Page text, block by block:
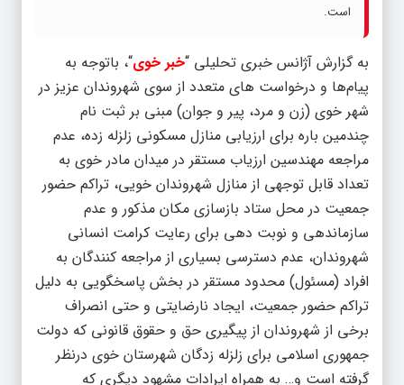
است.
به گزارش آژانس خبری تحلیلی “خبر خوی“، باتوجه به
پیام‌ها و درخواست های متعدد از سوی شهروندان عزیز در
شهر خوی (زن و مرد، پیر و جوان) مبنی بر ثبت نام
چندمین باره برای ارزیابی منازل مسکونی زلزله زده، عدم
مراجعه مهندسین ارزیاب مستقر در میدان مادر خوی به
تعداد قابل توجهی از منازل شهروندان خویی، تراکم حضور
جمعیت در محل ستاد بازسازی مکان مذکور و عدم
سازماندهی و نوبت دهی برای رعایت کرامت انسانی
شهروندان، عدم دسترسی بسیاری از مراجعه کنندگان به
افراد (مسئول) محدود مستقر در بخش پاسخگویی به دلیل
تراکم حضور جمعیت، ایجاد نارضایتی و حتی انصراف
برخی از شهروندان از پیگیری حق و حقوق قانونی که دولت
جمهوری اسلامی برای زلزله زدگان شهرستان خوی درنظر
گرفته است و… به همراه ایرادات مشهود دیگری که